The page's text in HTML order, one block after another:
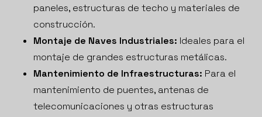
paneles, estructuras de techo y materiales de
construcción.
Montaje de Naves Industriales: Ideales para el
montaje de grandes estructuras metálicas.
Mantenimiento de Infraestructuras: Para el
mantenimiento de puentes, antenas de
telecomunicaciones y otras estructuras